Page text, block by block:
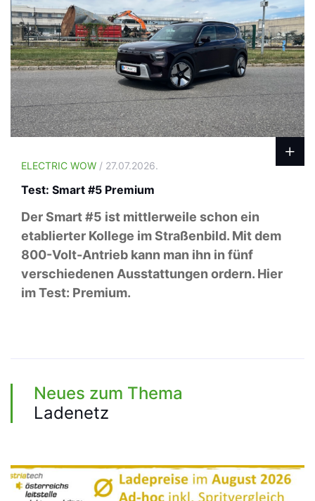
ELECTRIC WOW / 27.07.2026.
Test: Smart #5 Premium
Der Smart #5 ist mittlerweile schon ein
etablierter Kollege im Straßenbild. Mit dem
800-Volt-Antrieb kann man ihn in fünf
verschiedenen Ausstattungen ordern. Hier
im Test: Premium.
Neues zum Thema
Ladenetz